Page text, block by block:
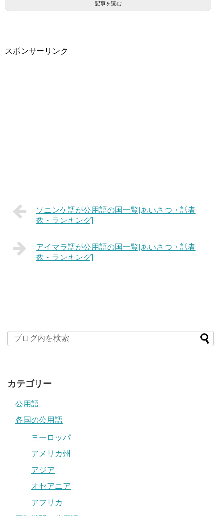
記事を読む
スポンサーリンク
ソニンケ語が公用語の国一覧[あいさつ・話者
数・ランキング]
アイマラ語が公用語の国一覧[あいさつ・話者
数・ランキング]
カテゴリー
公用語
各国の公用語
ヨーロッパ
アメリカ州
アジア
オセアニア
アフリカ